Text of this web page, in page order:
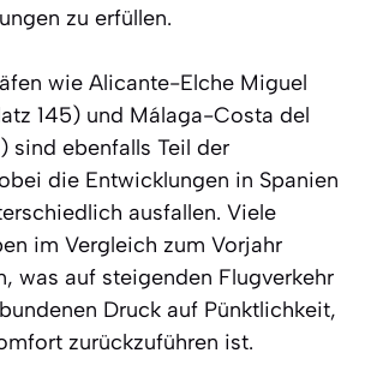
zu erfüllen.
wie Alicante-Elche Miguel
145) und Málaga-Costa del
sind ebenfalls Teil der
die Entwicklungen in Spanien
ausfallen. Viele
im Vergleich zum Vorjahr
was auf steigenden Flugverkehr
Druck auf Pünktlichkeit,
zurückzuführen ist.